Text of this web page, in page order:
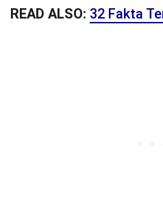
READ ALSO: 32 Fakta